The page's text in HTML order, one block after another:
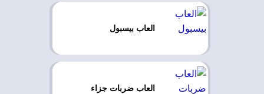
العاب بيسبول
العاب ضربات جزاء